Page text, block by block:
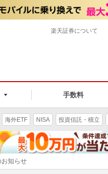
手数料
楽天証券について
海外ETF NISA 投資信託・積立
知らせ